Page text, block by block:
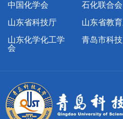
中国化学会
石化联合会
山东省科技厅
山东省教
山东化学化工学
会
青岛市科